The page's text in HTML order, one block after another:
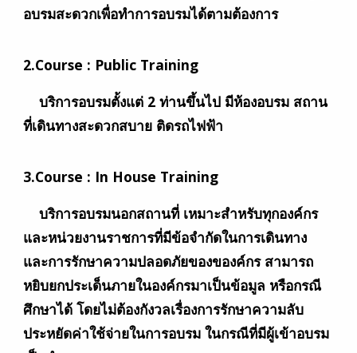
อบรมสะดวกเพื่อทำการอบรมได้ตามต้องการ
2.Course : Public Training
บริการอบรมตั้งแต่ 2 ท่านขึ้นไป มีห้องอบรม สถาน
ที่เดินทางสะดวกสบาย ติดรถไฟฟ้า
3.Course : In House Training
บริการอบรมนอกสถานที่ เหมาะสำหรับทุกองค์กร
และหน่วยงานราชการที่มีข้อจำกัดในการเดินทาง
และการรักษาความปลอดภัยของของค์กร สามารถ
หยิบยกประเด็นภายในองค์กรมาเป็นข้อมูล หรือกรณี
ศึกษาได้ โดยไม่ต้องกังวลเรื่องการรักษาความลับ
ประหยัดค่าใช้จ่ายในการอบรม ในกรณีที่มีผู้เข้าอบรม